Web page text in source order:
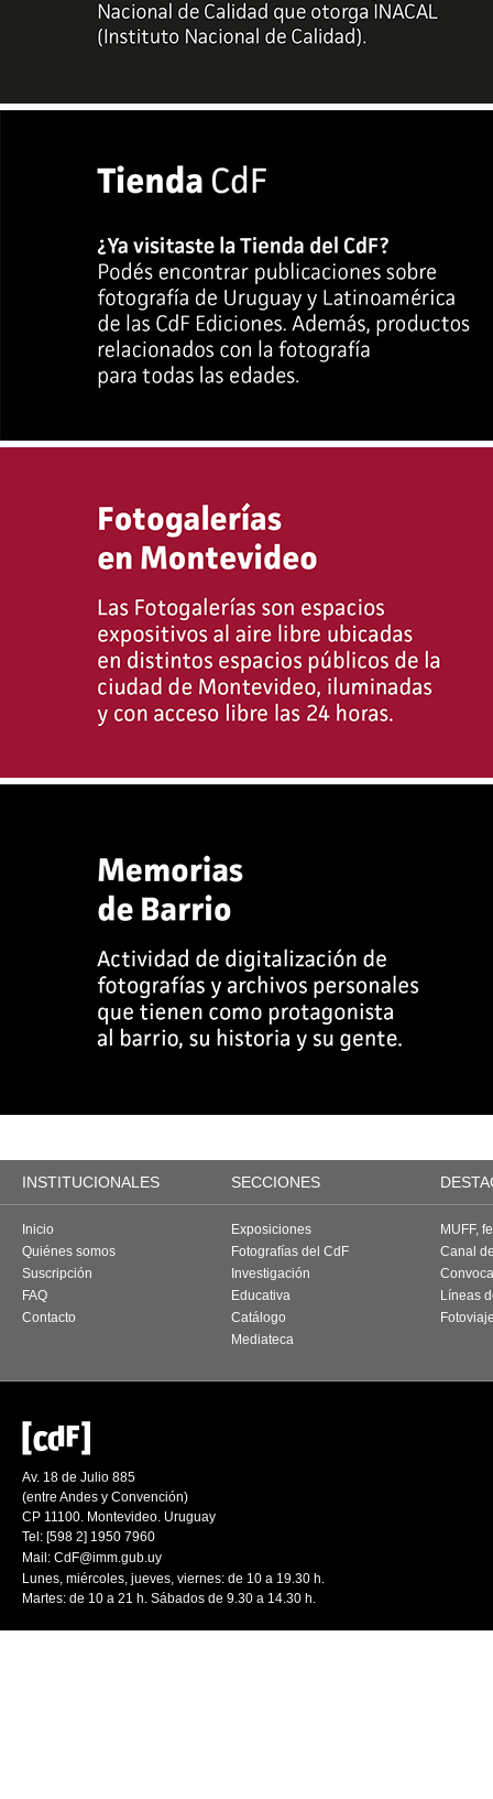
INSTITUCIONALES SECCIONES
Inicio
Quiénes somos
Suscripción
FAQ
Contacto
Exposiciones
Fotografías del CdF
Investigación
Educativa
Catálogo
Mediateca
MUFF,
Canal
Líneas
Av. 18 de Julio 885
(entre Andes y Convención)
CP 11100. Montevideo. Uruguay
Tel: [598 2] 1950 7960
Mail: CdF@imm.gub.uy
Lunes, miércoles, jueves, viernes: de 10 a 19.30 h.
Martes: de 10 a 21 h. Sábados de 9.30 a 14.30 h.